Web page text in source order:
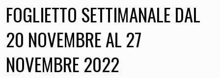
FOGLIETTO SETTIMANALE DAL
20 NOVEMBRE AL 27
NOVEMBRE 2022